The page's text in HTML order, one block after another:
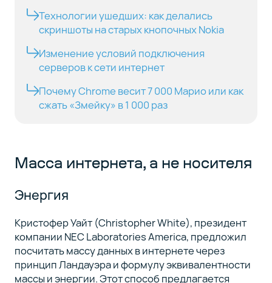
Технологии ушедших: как делались
скриншоты на старых кнопочных Nokia
Изменение условий подключения
серверов к сети интернет
Почему Chrome весит 7 000 Марио или как
сжать «Змейку» в 1 000 раз
Масса интернета, а не носителя
Энергия
Кристофер Уайт (Christopher White), президент
компании NEC Laboratories America, предложил
посчитать массу данных в интернете через
принцип Ландауэра и формулу эквивалентности
массы и энергии. Этот способ предлагается